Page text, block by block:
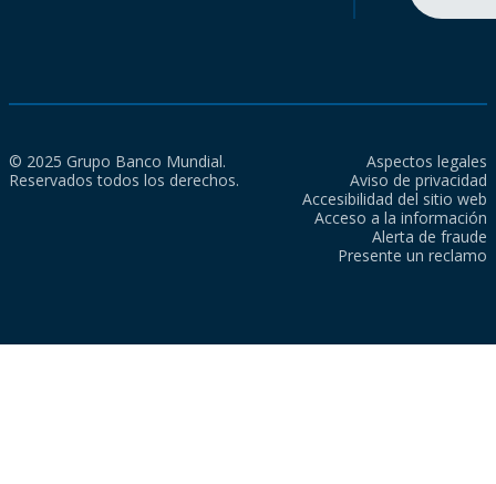
© 2025 Grupo Banco Mundial.
Reservados todos los derechos.
Aspectos legales
Aviso de privacidad
Accesibilidad del sitio web
Acceso a la información
Alerta de fraude
Presente un reclamo